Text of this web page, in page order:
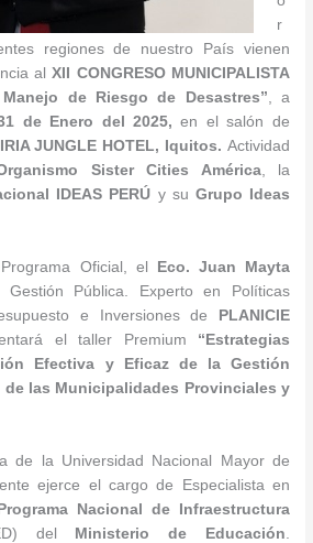
r
regiones de nuestro País vienen
alXII
CONGRESO MUNICIPALISTA
Manejo de Riesgo de Desastres”, a
de Enero del 2025,en el salón de
JUNGLE HOTEL, Iquitos. Actividad
Sister Cities América, la
IDEAS PERÚ y su Grupo Ideas
Oficial, el
Eco. Juan Mayta
Gestión Pública. Experto en Políticas
e Inversiones de PLANICIE
el taller Premium “Estrategias
Efectiva y Eficaz de la Gestión
de las Municipalidades Provinciales y
de la Universidad Nacional Mayor de
ejerce el cargo de Especialista en
Programa Nacional de Infraestructura
del Ministerio de Educación